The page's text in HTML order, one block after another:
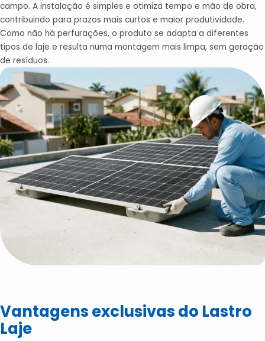
campo. A instalação é simples e otimiza tempo e mão de obra,
contribuindo para prazos mais curtos e maior produtividade.
Como não há perfurações, o produto se adapta a diferentes
tipos de laje e resulta numa montagem mais limpa, sem geração
de resíduos.
Vantagens exclusivas do Lastro
Laje